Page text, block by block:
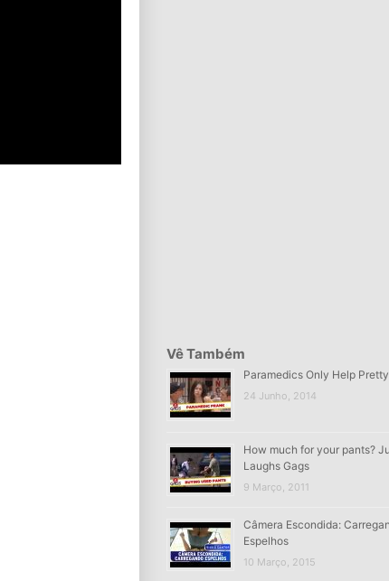
Vê Também
Paramedics Only Help
24 Junho, 2014
How much for your pants?
Laughs Gags
9 Março, 2011
Câmera Escondida:
Espelhos
10 Março, 2015